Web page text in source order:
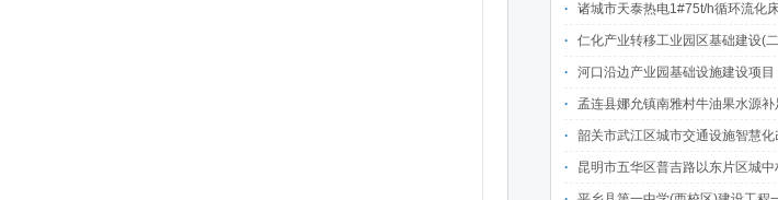
诸城市天泰热电1#75t/h循环流化床锅炉及配套设施升级改造项目（设计施工一体
仁化产业转移工业园区基础建设(二期)一韶关仁化产业园区工业二路道路及桥梁(西侧扩园段)建设
河口沿边产业园基础设施建设项目（二期）设计施工总承包（EPC）(三次
孟连县娜允镇南雅村牛油果水源补足提质增效建设项目
韶关市武江区城市交通设施智慧化改造提升项目-基础建设工程（一期）A标段施
昆明市五华区普吉路以东片区城中村改造项目（一期）A7、A-4-2地块安置房项目供配电设计施工一体化